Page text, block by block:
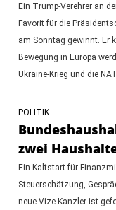
Ein Trump-Verehrer an
Favorit für die
am Sonntag gewinnt. Er
Bewegung in Europa
Ukraine-Krieg und die
POLITIK
zwei
Ein Kaltstart für
Steuerschätzung,
neue Vize-Kanzler ist